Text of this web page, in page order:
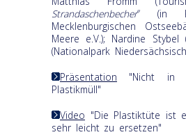
Strandaschenbecher“ (in
Mecklenburgischen
Meere e.V.); Nardine
(Nationalpark
Präsentation "Nicht in
Plastikmüll"
Video "Die Plastiktüte ist
sehr leicht zu ersetzen"